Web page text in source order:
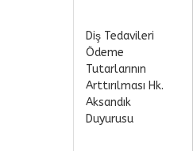
Diş Tedavileri
Ödeme
Tutarlarının
Arttırılması Hk.
Aksandık
Duyurusu